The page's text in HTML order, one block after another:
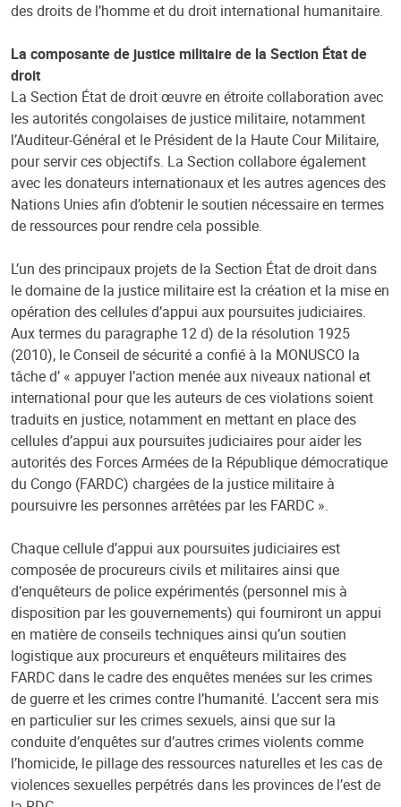
des droits de l’homme et du droit international humanitaire.
La composante de justice militaire de la Section État de
droit
La Section État de droit œuvre en étroite collaboration avec
les autorités congolaises de justice militaire, notamment
l’Auditeur-Général et le Président de la Haute Cour Militaire,
pour servir ces objectifs. La Section collabore également
avec les donateurs internationaux et les autres agences des
Nations Unies afin d’obtenir le soutien nécessaire en termes
de ressources pour rendre cela possible.
L’un des principaux projets de la Section État de droit dans
le domaine de la justice militaire est la création et la mise en
opération des cellules d’appui aux poursuites judiciaires.
Aux termes du paragraphe 12 d) de la résolution 1925
(2010), le Conseil de sécurité a confié à la MONUSCO la
tâche d’ « appuyer l’action menée aux niveaux national et
international pour que les auteurs de ces violations soient
traduits en justice, notamment en mettant en place des
cellules d’appui aux poursuites judiciaires pour aider les
autorités des Forces Armées de la République démocratique
du Congo (FARDC) chargées de la justice militaire à
poursuivre les personnes arrêtées par les FARDC ».
Chaque cellule d’appui aux poursuites judiciaires est
composée de procureurs civils et militaires ainsi que
d’enquêteurs de police expérimentés (personnel mis à
disposition par les gouvernements) qui fourniront un appui
en matière de conseils techniques ainsi qu’un soutien
logistique aux procureurs et enquêteurs militaires des
FARDC dans le cadre des enquêtes menées sur les crimes
de guerre et les crimes contre l’humanité. L’accent sera mis
en particulier sur les crimes sexuels, ainsi que sur la
conduite d’enquêtes sur d’autres crimes violents comme
l’homicide, le pillage des ressources naturelles et les cas de
violences sexuelles perpétrés dans les provinces de l’est de